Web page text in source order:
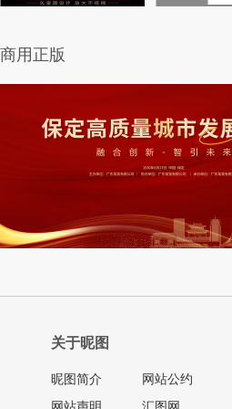
商用正版
关于昵图
昵图简介
网站公约